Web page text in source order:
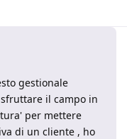
gestionale
sfruttare il campo in
per mettere
di un cliente , ho